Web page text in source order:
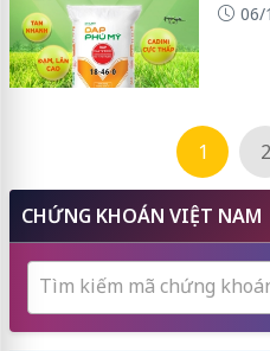
06/
1 2
CHỨNG KHOÁN VIỆT NAM
Tìm kiếm mã chứng